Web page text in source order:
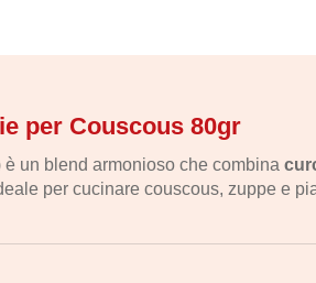
per Couscous 80gr
un blend armonioso che combina
per cucinare couscous, zuppe e